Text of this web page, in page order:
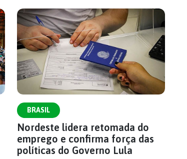
BRASIL
Nordeste lidera retomada do
emprego e confirma força das
políticas do Governo Lula